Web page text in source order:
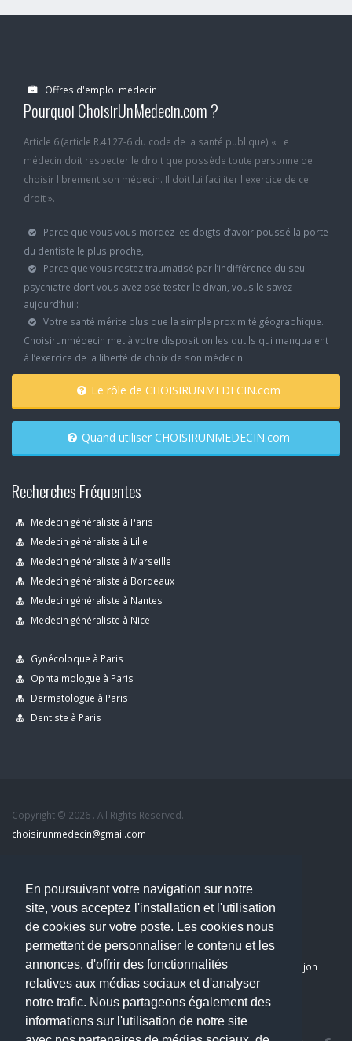
En poursuivant votre navigation sur notre
site, vous acceptez l'installation et l'utilisation
de cookies sur votre poste. Les cookies nous
permettent de personnaliser le contenu et les
annonces, d'offrir des fonctionnalités
relatives aux médias sociaux et d'analyser
notre trafic. Nous partageons également des
informations sur l'utilisation de notre site
Offres d'emploi médecin
Pourquoi ChoisirUnMedecin.com ?
Article 6 (article R.4127-6 du code de la santé publique) « Le
médecin doit respecter le droit que possède toute personne de
choisir librement son médecin. Il doit lui faciliter l'exercice de ce
droit ».
Parce que vous vous mordez les doigts d’avoir poussé la porte
du dentiste le plus proche,
Parce que vous restez traumatisé par l’indifférence du seul
psychiatre dont vous avez osé tester le divan, vous le savez
aujourd’hui :
Votre santé mérite plus que la simple proximité géographique.
Choisirunmédecin met à votre disposition les outils qui manquaient
à l’exercice de la liberté de choix de son médecin.
Le rôle de CHOISIRUNMEDECIN.com
Quand utiliser CHOISIRUNMEDECIN.com
Recherches Fréquentes
Medecin généraliste à Paris
Medecin généraliste à Lille
Medecin généraliste à Marseille
Medecin généraliste à Bordeaux
Medecin généraliste à Nantes
Medecin généraliste à Nice
Gynécoloque à Paris
Ophtalmologue à Paris
Dermatologue à Paris
Dentiste à Paris
Copyright © 2026 . All Rights Reserved.
choisirunmedecin@gmail.com
Accueil
Blog
Mon compte
Dernier avis : PASCAL DELCAMPE, Chirurgien maxillo-faciale à Arpajon
Mentions légales
Politique de confidentialité